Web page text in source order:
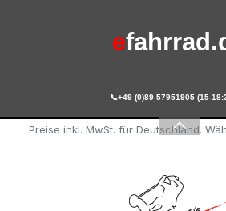
e
e
Preise inkl. MwSt. für Deutschland.